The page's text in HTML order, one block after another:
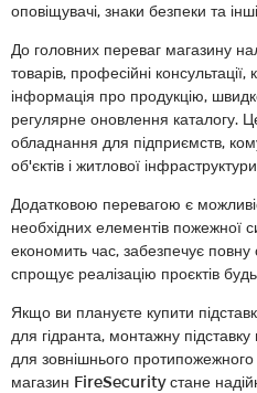
оповіщувачі, знаки безпеки та
До головних переваг магазину
товарів, професійні консультації,
інформація про продукцію,
регулярне оновлення каталогу.
обладнання для підприємств,
об'єктів і житлової
Додатковою перевагою є
необхідних елементів пожежної
економить час, забезпечує повну
спрощує реалізацію проєктів
Якщо ви плануєте купити
для гідранта, монтажну
для зовнішнього
магазин FireSecurity стане